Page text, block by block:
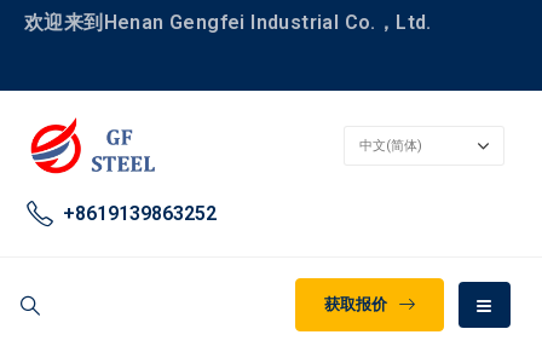
欢迎来到Henan Gengfei Industrial Co.，Ltd.
+8619139863252
获取报价